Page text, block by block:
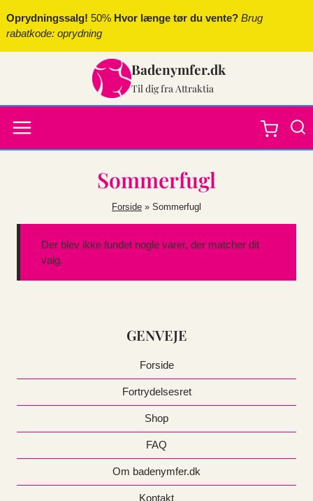
indhold
Oprydningssalg! 50% Hvor længe tør du vente? Brug
rabatkode: oprydning
Badenymfer.dk
Til dig fra Attraktia
Sommerfugl
Forside » Sommerfugl
Der blev ikke fundet nogle varer, der matcher dit
valg.
GENVEJE
Forside
Fortrydelsesret
Shop
FAQ
Om badenymfer.dk
Kontakt